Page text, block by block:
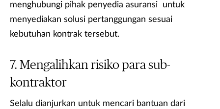
menghubungi pihak penyedia asuransi untuk
menyediakan solusi pertanggungan sesuai
kebutuhan kontrak tersebut.
Mengalihkan risiko para sub-
kontraktor
Selalu dianjurkan untuk mencari bantuan dari